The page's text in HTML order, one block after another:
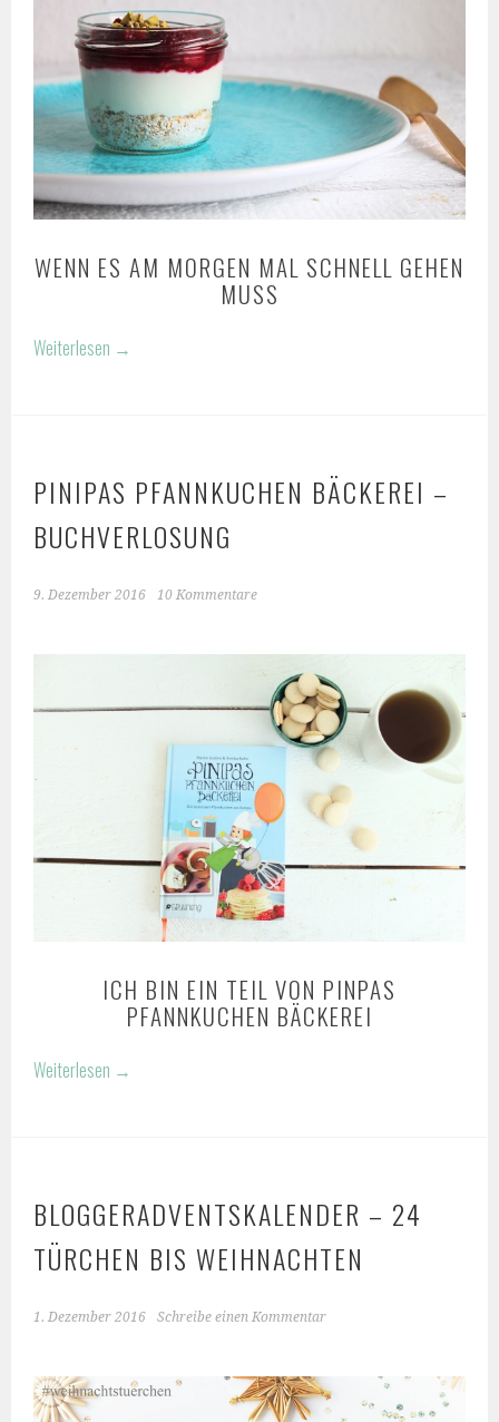
WENN ES AM MORGEN MAL SCHNELL GEHEN
MUSS
Weiterlesen →
PINIPAS PFANNKUCHEN BÄCKEREI –
BUCHVERLOSUNG
9. Dezember 2016 10 Kommentare
ICH BIN EIN TEIL VON PINPAS
PFANNKUCHEN BÄCKEREI
Weiterlesen →
BLOGGERADVENTSKALENDER – 24
TÜRCHEN BIS WEIHNACHTEN
1. Dezember 2016 Schreibe einen Kommentar